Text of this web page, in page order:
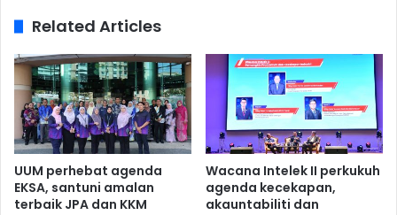
Related Articles
UUM perhebat agenda
EKSA, santuni amalan
terbaik JPA dan KKM
Wacana Intelek II perkukuh
agenda kecekapan,
akauntabiliti dan